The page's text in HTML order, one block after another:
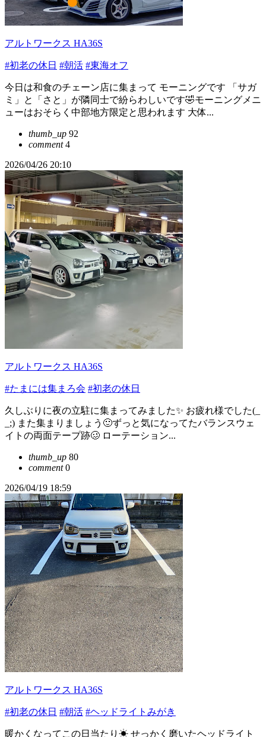
アルトワークス HA36S
#初老の休日 #朝活 #東海オフ
今日は和食のチェーン店に集まって モーニングです 「サガ
ミ」と「さと」が隣同士で紛らわしいです🤣モーニングメニ
ューはおそらく中部地方限定と思われます 大体...
thumb_up 92
comment4
2026/04/26 20:10
アルトワークス HA36S
#たまには集まろ会 #初老の休日
久しぶりに夜の立駐に集まってみました✨ お疲れ様でした(_
_;) また集まりましょう🙂ずっと気になってたバランスウェ
イトの両面テープ跡🥴 ローテーション...
thumb_up 80
comment0
2026/04/19 18:59
アルトワークス HA36S
#初老の休日 #朝活 #ヘッドライトみがき
暖かくなってこの日当たり☀ せっかく磨いたヘッドライト